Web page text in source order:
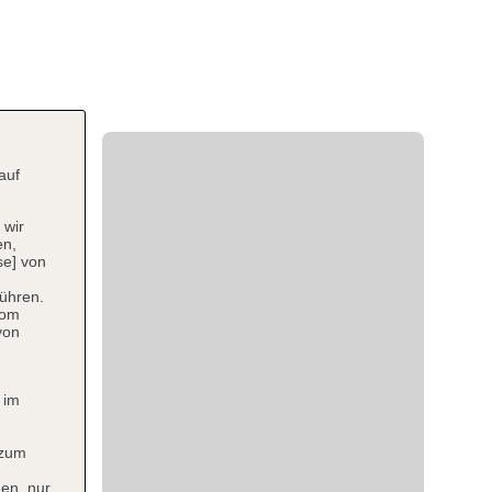
wir
von
nur